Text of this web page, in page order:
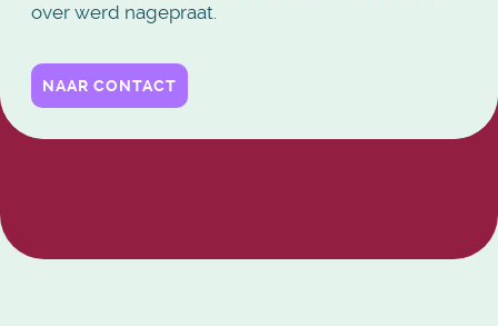
over werd nagepraat.
NAAR CONTACT